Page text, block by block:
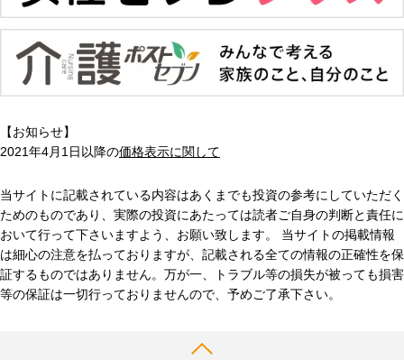
【お知らせ】
2021年4月1日以降の価格表示に関して
当サイトに記載されている内容はあくまでも投資の参考にしていただく
ためのものであり、実際の投資にあたっては読者ご自身の判断と責任に
おいて行って下さいますよう、お願い致します。 当サイトの掲載情報
は細心の注意を払っておりますが、記載される全ての情報の正確性を保
証するものではありません。万が一、トラブル等の損失が被っても損害
等の保証は一切行っておりませんので、予めご了承下さい。